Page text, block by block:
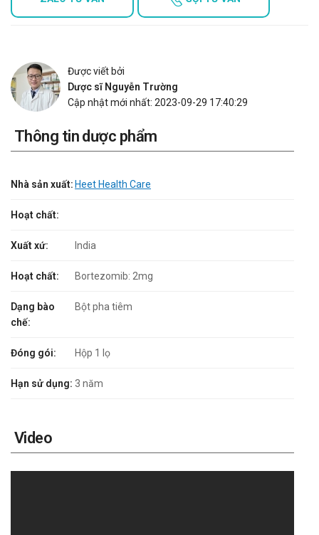
Được viết bởi
Dược sĩ Nguyễn Trường
Cập nhật mới nhất: 2023-09-29 17:40:29
Thông tin dược phẩm
Nhà sản xuất: Heet Health Care
Hoạt chất:
Xuất xứ: India
Hoạt chất: Bortezomib: 2mg
Dạng bào
chế:
Bột pha tiêm
Đóng gói: Hộp 1 lọ
Hạn sử dụng: 3 năm
Video